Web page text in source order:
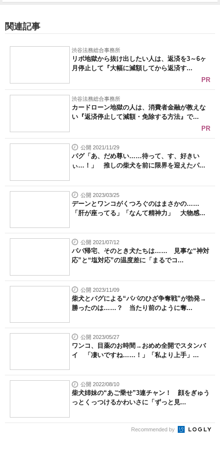
関連記事
渋谷法務総合事務所
リボ地獄から抜け出したい人は、返済を3～6ヶ
月停止して『大幅に減額してから返済す...
PR
渋谷法務総合事務所
カードローン地獄の人は、消費者金融が教えな
い『返済停止して減額・免除する方法』で...
PR
公開 2021/11/29
パグ「あ、だめ尊い……待って、す、好きい
ぃ…！」 推しの柴犬を前に限界を迎えたパ...
公開 2023/03/25
デーンとワンコがくつろぐのはまさかの……
「肝が座ってる」「なんて精神力」 大物感...
公開 2021/07/12
パパ帰宅、そのとき犬たちは…… 見事な“神対
応”と“塩対応”の温度差に「まるでコ...
公開 2023/11/09
柴犬とパグによる“パパのひざ争奪戦”が勃発→
勝ったのは……？ 当たり前のように奪...
公開 2023/05/27
ワンコ、目薬のお時間→おめめ全開でスタンバ
イ 「凄いですね……！」「私より上手」...
公開 2022/08/10
柴犬姉妹の“あご乗せ”3連チャン！ 顔をぎゅう
っとくっつけるかわいさに「ずっと見...
Recommended by